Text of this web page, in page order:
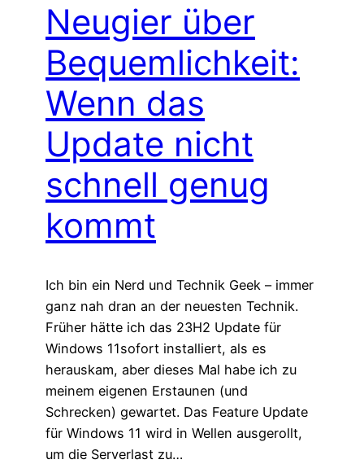
Neugier über
Bequemlichkeit:
Wenn das
Update nicht
schnell genug
kommt
Ich bin ein Nerd und Technik Geek – immer
ganz nah dran an der neuesten Technik.
Früher hätte ich das 23H2 Update für
Windows 11sofort installiert, als es
herauskam, aber dieses Mal habe ich zu
meinem eigenen Erstaunen (und
Schrecken) gewartet. Das Feature Update
für Windows 11 wird in Wellen ausgerollt,
um die Serverlast zu…